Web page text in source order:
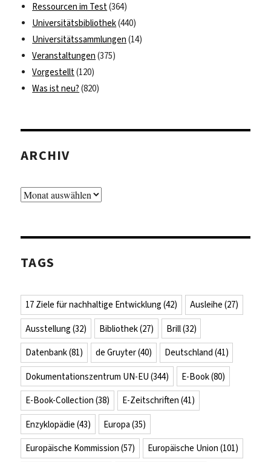
Ressourcen im Test(364)
Universitätsbibliothek(440)
Universitätssammlungen (14)
Veranstaltungen (375)
Vorgestellt(120)
Was ist neu? (820)
ARCHIV
Archiv
TAGS
17 Ziele für nachhaltige Entwicklung (42) Ausleihe (27)
Ausstellung (32) Bibliothek(27) Brill(32)
Datenbank(81) de Gruyter(40) Deutschland (41)
Dokumentationszentrum UN-EU (344) E-Book(80)
E-Book-Collection (38) E-Zeitschriften (41)
Enzyklopädie (43) Europa (35)
Europäische Kommission (57) Europäische Union (101)